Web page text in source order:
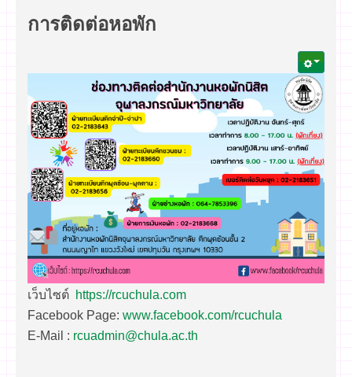
การติดต่อหอพัก
เว็บไซต์ https://rcuchula.com
Facebook Page: www.facebook.com/rcuchula
E-Mail : rcuadmin@chula.ac.th